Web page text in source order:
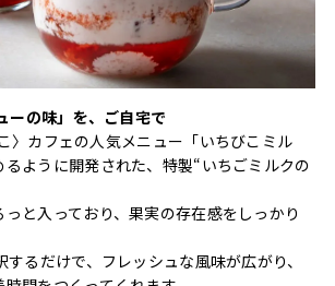
ーの味」を、ご自宅で
〉カフェの人気メニュー「いちびこミル
ように開発された、特製“いちごミルクの
と入っており、果実の存在感をしっかり
るだけで、フレッシュな風味が広がり、